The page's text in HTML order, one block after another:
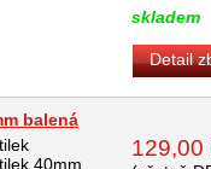
skladem
Detail
balená
40mm
129,00